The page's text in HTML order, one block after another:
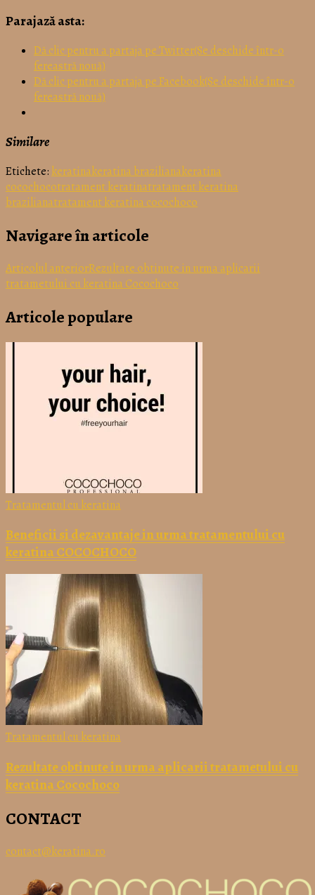
Parajază asta:
Dă clic pentru a partaja pe Twitter(Se deschide într-o
fereastră nouă)
Dă clic pentru a partaja pe Facebook(Se deschide într-o
fereastră nouă)
Similare
Etichete: keratinakeratina brazilianakeratina
cocochocotratament keratinatratament keratina
brazilianatratament keratina cocochoco
Navigare în articole
Articolul anteriorRezultate obtinute in urma aplicarii
tratametului cu keratina Cocochoco
Articole populare
Tratamentul cu keratina
Beneficii si dezavantaje in urma tratamentului cu
keratina COCOCHOCO
Tratamentul cu keratina
Rezultate obtinute in urma aplicarii tratametului cu
keratina Cocochoco
CONTACT
contact@keratina.ro